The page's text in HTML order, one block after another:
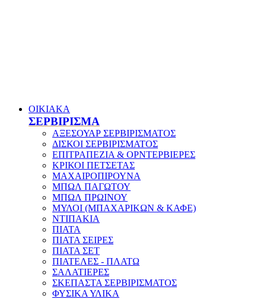
ΟΙΚΙΑΚΑ
ΣΕΡΒΙΡΙΣΜΑ
ΑΞΕΣΟΥΑΡ ΣΕΡΒΙΡΙΣΜΑΤΟΣ
ΔΙΣΚΟΙ ΣΕΡΒΙΡΙΣΜΑΤΟΣ
ΕΠΙΤΡΑΠΕΖΙΑ & ΟΡΝΤΕΡΒΙΕΡΕΣ
ΚΡΙΚΟΙ ΠΕΤΣΕΤΑΣ
ΜΑΧΑΙΡΟΠΙΡΟΥΝΑ
ΜΠΩΛ ΠΑΓΩΤΟΥ
ΜΠΩΛ ΠΡΩΙΝΟΥ
ΜΥΛΟΙ (ΜΠΑΧΑΡΙΚΩΝ & ΚΑΦΕ)
ΝΤΙΠΑΚΙΑ
ΠΙΑΤΑ
ΠΙΑΤΑ ΣΕΙΡΕΣ
ΠΙΑΤΑ ΣΕΤ
ΠΙΑΤΕΛΕΣ - ΠΛΑΤΩ
ΣΑΛΑΤΙΕΡΕΣ
ΣΚΕΠΑΣΤΑ ΣΕΡΒΙΡΙΣΜΑΤΟΣ
ΦΥΣΙΚΑ ΥΛΙΚΑ